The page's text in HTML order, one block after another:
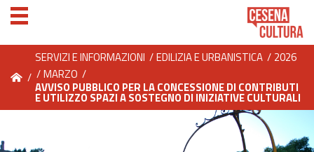
/
SERVIZI E INFORMAZIONI /EDILIZIA E URBANISTICA / 2026
/MARZO /
AVVISO PUBBLICO PER LA CONCESSIONE DI CONTRIBUTI
E UTILIZZO SPAZI A SOSTEGNO DI INIZIATIVE CULTURALI